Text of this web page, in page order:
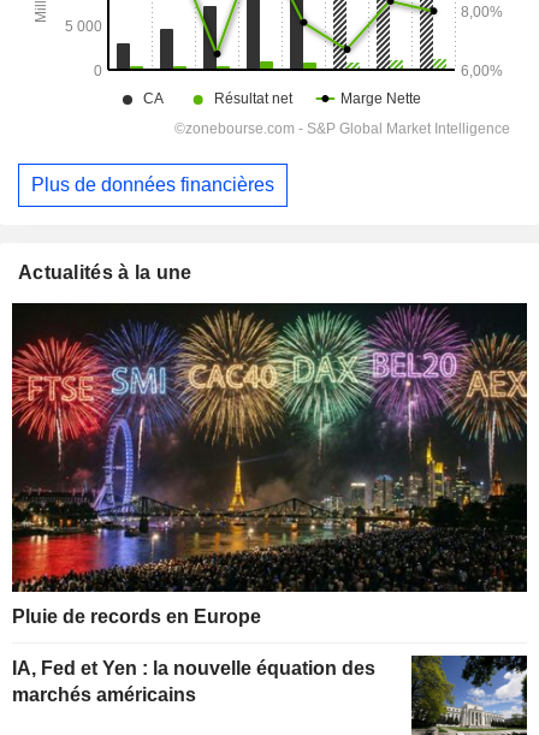
Plus de données financières
Actualités à la une
Pluie de records en Europe
IA, Fed et Yen : la nouvelle équation des
marchés américains